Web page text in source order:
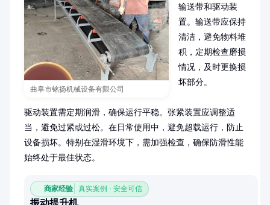
曲阜市铭扬机械设备有限公司
输送带和驱动装
置。输送带应保持
清洁，避免物料堆
积，定期检查磨损
情况，及时更换损
坏部分。
驱动装置需定期润滑，确保运行平稳。张紧装置应调整适
当，避免过紧或过松。在日常使用中，避免超载运行，防止
设备损坏。特别在湿滑环境下，需加强检查，确保防滑性能
始终处于最佳状态。
商家经验 真实案例 · 安全可信
振动提升机